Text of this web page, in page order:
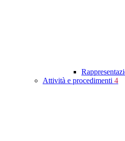
Attività e procedimenti 4